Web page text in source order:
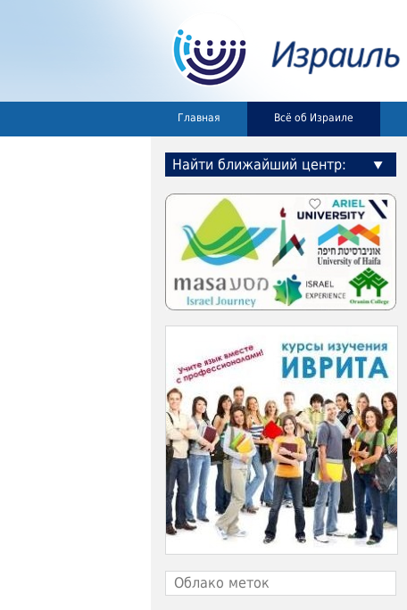
Главная Всё об Израиле
Найти ближайший центр:
Облако меток